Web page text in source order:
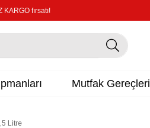
fırsatı!
Mutfak Gereçleri
Litre